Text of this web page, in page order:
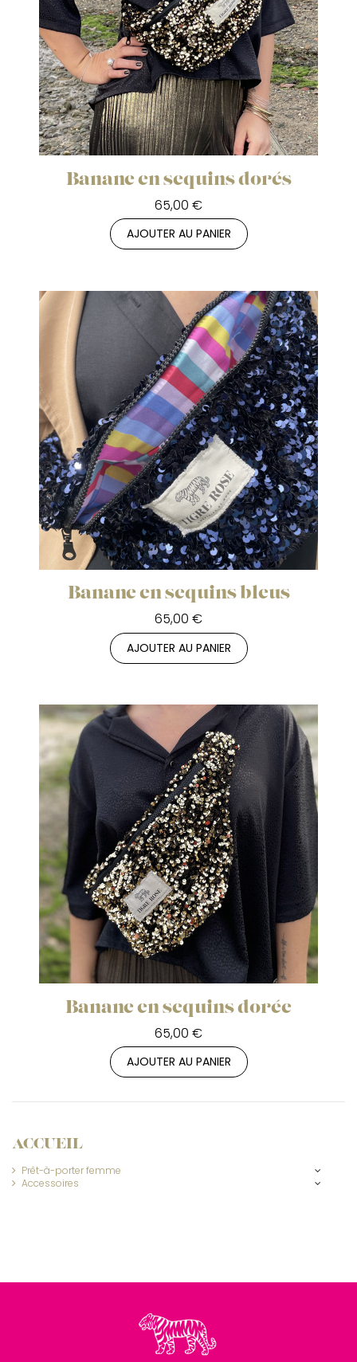
Banane en sequins dorés
65,00 €
AJOUTER AU PANIER
Banane en sequins bleus
65,00 €
AJOUTER AU PANIER
Banane en sequins dorée
65,00 €
AJOUTER AU PANIER
ACCUEIL
Prêt-à-porter femme
Accessoires